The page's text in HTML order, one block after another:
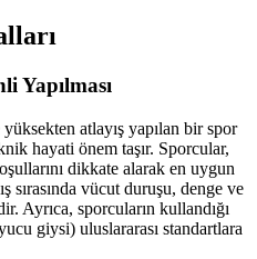
Yapılması
atlayış yapılan bir spor
hayati önem taşır. Sporcular,
dikkate alarak en uygun
sırasında vücut duruşu, denge ve
Ayrıca, sporcuların kullandığı
giysi) uluslararası standartlara